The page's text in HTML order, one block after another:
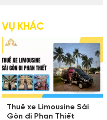
KHÁC
Thuê xe Limousine Sài
Gòn đi Phan Thiết